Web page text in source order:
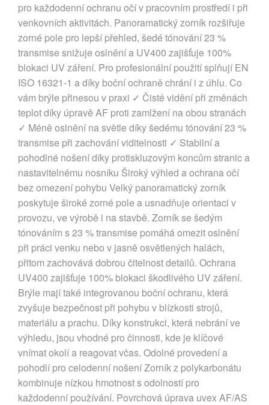
pro každodenní ochranu očí v pracovním prostředí i při
venkovních aktivitách. Panoramatický zorník rozšiřuje
zorné pole pro lepší přehled, šedé tónování 23 %
transmise snižuje oslnění a UV400 zajišťuje 100%
blokaci UV záření. Pro profesionální použití splňují EN
ISO 16321-1 a díky boční ochraně chrání i z úhlu. Co
vám brýle přinesou v praxi ✓ Čisté vidění při změnách
teplot díky úpravě AF proti zamlžení na obou stranách
✓ Méně oslnění na světle díky šedému tónování 23 %
transmise při zachování viditelnosti ✓ Stabilní a
pohodlné nošení díky protiskluzovým koncům stranic a
nastavitelnému nosníku Široký výhled a ochrana očí
bez omezení pohybu Velký panoramatický zorník
poskytuje široké zorné pole a usnadňuje orientaci v
provozu, ve výrobě i na stavbě. Zorník se šedým
tónováním s 23 % transmise pomáhá omezit oslnění
při práci venku nebo v jasně osvětlených halách,
přitom zachovává dobrou čitelnost detailů. Ochrana
UV400 zajišťuje 100% blokaci škodlivého UV záření.
Brýle mají také integrovanou boční ochranu, která
zvyšuje bezpečnost při pohybu v blízkosti strojů,
materiálu a prachu. Díky konstrukci, která nebrání ve
výhledu, jsou vhodné pro činnosti, kde je klíčové
vnímat okolí a reagovat včas. Odolné provedení a
pohodlí pro celodenní nošení Zorník z polykarbonátu
kombinuje nízkou hmotnost s odolností pro
každodenní používání. Povrchová úprava uvex AF/AS